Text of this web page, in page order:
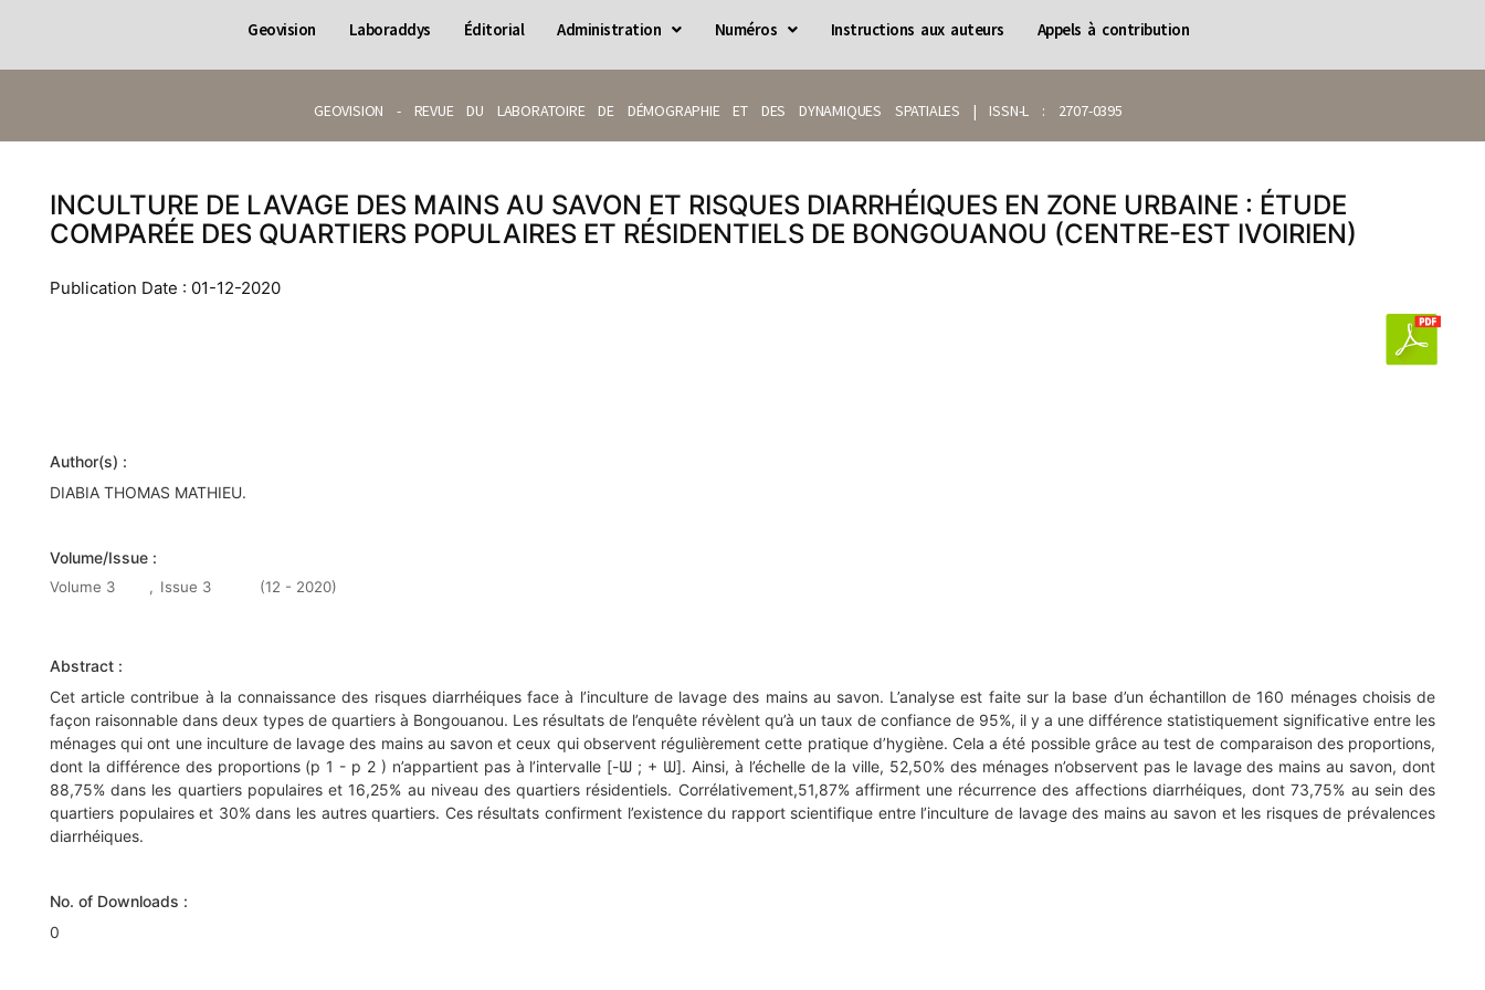
Geovision Laboraddys Éditorial Administration Numéros Instructions aux auteurs Appels à contribution
GEOVISION - REVUE DU LABORATOIRE DE DÉMOGRAPHIE ET DES DYNAMIQUES SPATIALES | ISSN-L : 2707-0395
INCULTURE DE LAVAGE DES MAINS AU SAVON ET RISQUES DIARRHÉIQUES EN ZONE URBAINE : ÉTUDE
COMPARÉE DES QUARTIERS POPULAIRES ET RÉSIDENTIELS DE BONGOUANOU (CENTRE-EST IVOIRIEN)
Publication Date : 01-12-2020
Author(s) :
DIABIA THOMAS MATHIEU.
Volume/Issue :
Volume 3 , Issue 3 (12 - 2020)
Abstract :
Cet article contribue à la connaissance des risques diarrhéiques face à l’inculture de lavage des mains au savon. L’analyse est faite sur la base d’un échantillon de 160 ménages choisis de
façon raisonnable dans deux types de quartiers à Bongouanou. Les résultats de l’enquête révèlent qu’à un taux de confiance de 95%, il y a une différence statistiquement significative entre les
ménages qui ont une inculture de lavage des mains au savon et ceux qui observent régulièrement cette pratique d’hygiène. Cela a été possible grâce au test de comparaison des proportions,
dont la différence des proportions (p 1 - p 2 ) n’appartient pas à l’intervalle [-Ѡ ; + Ѡ]. Ainsi, à l’échelle de la ville, 52,50% des ménages n’observent pas le lavage des mains au savon, dont
88,75% dans les quartiers populaires et 16,25% au niveau des quartiers résidentiels. Corrélativement,51,87% affirment une récurrence des affections diarrhéiques, dont 73,75% au sein des
quartiers populaires et 30% dans les autres quartiers. Ces résultats confirment l’existence du rapport scientifique entre l’inculture de lavage des mains au savon et les risques de prévalences
diarrhéiques.
No. of Downloads :
0